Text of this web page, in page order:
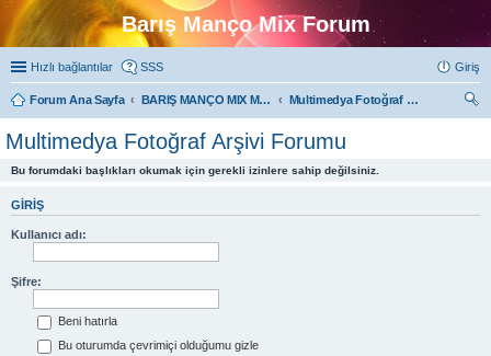
Barış Manço Mix Forum
Hızlı bağlantılar SSS Giriş
Forum Ana Sayfa BARIŞ MANÇO MIX MULTIMEDYA FORUMLARI
Multimedya Fotoğraf Arşivi Forumu
Multimedya Fotoğraf Arşivi Forumu
Bu forumdaki başlıkları okumak için gerekli izinlere sahip değilsiniz.
GIRIŞ
Kullanıcı adı:
Şifre:
Beni hatırla
Bu oturumda çevrimiçi olduğumu gizle